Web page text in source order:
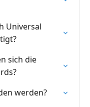
Universal
sich die
werden?